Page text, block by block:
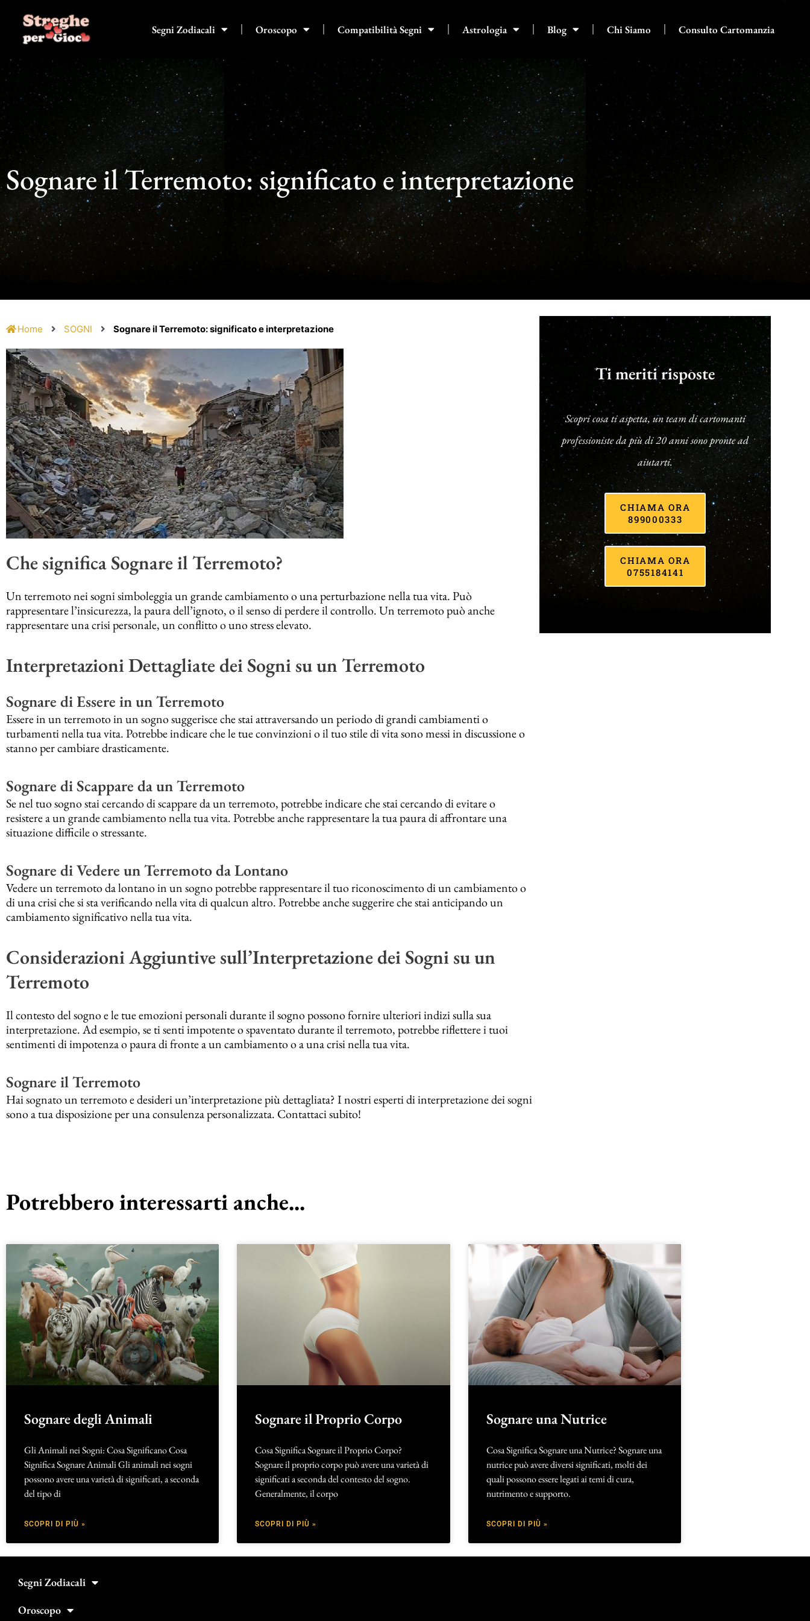
contenuto
Segni Zodiacali Oroscopo Compatibilità Segni Astrologia Blog Chi Siamo Consulto Cartomanzia
Sognare il Terremoto: significato e interpretazione
Home SOGNI Sognare il Terremoto: significato e interpretazione
Che significa Sognare il Terremoto?
Un terremoto nei sogni simboleggia un grande cambiamento o una perturbazione nella tua vita. Può
rappresentare l’insicurezza, la paura dell’ignoto, o il senso di perdere il controllo. Un terremoto può anche
rappresentare una crisi personale, un conflitto o uno stress elevato.
Interpretazioni Dettagliate dei Sogni su un Terremoto
Sognare di Essere in un Terremoto
Essere in un terremoto in un sogno suggerisce che stai attraversando un periodo di grandi cambiamenti o
turbamenti nella tua vita. Potrebbe indicare che le tue convinzioni o il tuo stile di vita sono messi in discussione o
stanno per cambiare drasticamente.
Sognare di Scappare da un Terremoto
Se nel tuo sogno stai cercando di scappare da un terremoto, potrebbe indicare che stai cercando di evitare o
resistere a un grande cambiamento nella tua vita. Potrebbe anche rappresentare la tua paura di affrontare una
situazione difficile o stressante.
Sognare di Vedere un Terremoto da Lontano
Vedere un terremoto da lontano in un sogno potrebbe rappresentare il tuo riconoscimento di un cambiamento o
di una crisi che si sta verificando nella vita di qualcun altro. Potrebbe anche suggerire che stai anticipando un
cambiamento significativo nella tua vita.
Considerazioni Aggiuntive sull’Interpretazione dei Sogni su un
Terremoto
Il contesto del sogno e le tue emozioni personali durante il sogno possono fornire ulteriori indizi sulla sua
interpretazione. Ad esempio, se ti senti impotente o spaventato durante il terremoto, potrebbe riflettere i tuoi
sentimenti di impotenza o paura di fronte a un cambiamento o a una crisi nella tua vita.
Sognare il Terremoto
Hai sognato un terremoto e desideri un’interpretazione più dettagliata? I nostri esperti di interpretazione dei sogni
sono a tua disposizione per una consulenza personalizzata. Contattaci subito!
Ti meriti risposte
Scopri cosa ti aspetta, un team di cartomanti
professioniste da più di 20 anni sono pronte ad
aiutarti.
CHIAMA ORA
899000333
CHIAMA ORA
0755184141
Potrebbero interessarti anche...
Sognare degli Animali
Gli Animali nei Sogni: Cosa Significano Cosa
Significa Sognare Animali Gli animali nei sogni
possono avere una varietà di significati, a seconda
del tipo di
SCOPRI DI PIÙ »
Sognare il Proprio Corpo
Cosa Significa Sognare il Proprio Corpo?
Sognare il proprio corpo può avere una varietà di
significati a seconda del contesto del sogno.
Generalmente, il corpo
SCOPRI DI PIÙ »
Sognare una Nutrice
Cosa Significa Sognare una Nutrice? Sognare una
nutrice può avere diversi significati, molti dei
quali possono essere legati ai temi di cura,
nutrimento e supporto.
SCOPRI DI PIÙ »
Segni Zodiacali
Oroscopo